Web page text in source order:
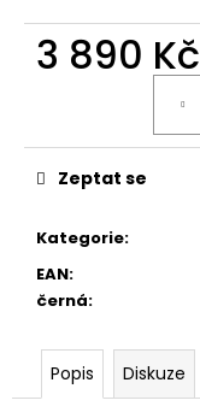
3 890 Kč
Kategorie:
EAN:
černá:
Zeptat se
Popis Diskuze
u
u
m
e
PRIMIGI
2418511
Kč